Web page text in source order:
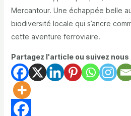
Mercantour. Une échappée belle
biodiversité locale qui s’ancre
cette aventure ferroviaire.
Partagez l'article ou suivez nous